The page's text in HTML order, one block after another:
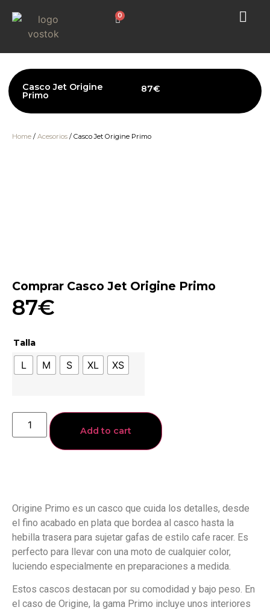
0
Casco Jet Origine
Primo
87€
Home / Acesorios / Casco Jet Origine Primo
Comprar Casco Jet Origine Primo
87€
Talla
L M S XL XS
Add to cart
Origine Primo es un casco que cuida los detalles, desde
el fino acabado en plata que bordea al casco hasta la
hebilla trasera para sujetar gafas de estilo cafe racer. Es
perfecto para llevar con una moto de cualquier color,
luciendo especialmente en preparaciones a medida.
Estos cascos destacan por su comodidad y bajo peso. En
el caso de Origine, la gama Primo incluye unos interiores